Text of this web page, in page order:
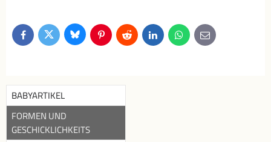
FacebookTwitterBlueskyPinterestReddit LinkedInWhatsApp
E-
mail
BABYARTIKEL
FORMEN UND
GESCHICKLICHKEITS